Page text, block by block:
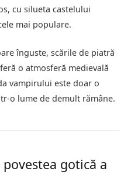
cu silueta castelului
mai populare.
înguste, scările de piatră
o atmosferă medievală
vampirului este doar o
o lume de demult rămâne.
gotică a